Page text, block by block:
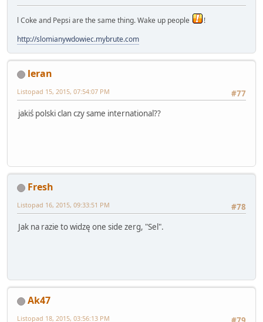
l Coke and Pepsi are the same thing. Wake up people
!
http://slomianywdowiec.mybrute.com
leran
#77
Listopad 15, 2015, 07:54:07 PM
jakiś polski clan czy same international??
Fresh
#78
Listopad 16, 2015, 09:33:51 PM
Jak na razie to widzę one side zerg, "Sel".
Ak47
Listopad 18, 2015, 03:56:13 PM